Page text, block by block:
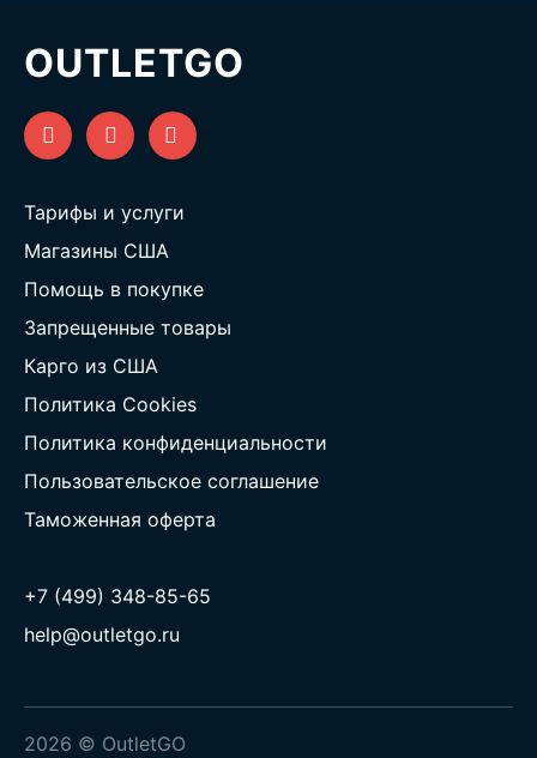
OUTLETGO
Тарифы и услуги
Магазины США
Помощь в покупке
Запрещенные товары
Карго из США
Политика Cookies
Политика конфиденциальности
Пользовательское соглашение
Таможенная оферта
+7 (499) 348-85-65
help@outletgo.ru
2026 © OutletGO